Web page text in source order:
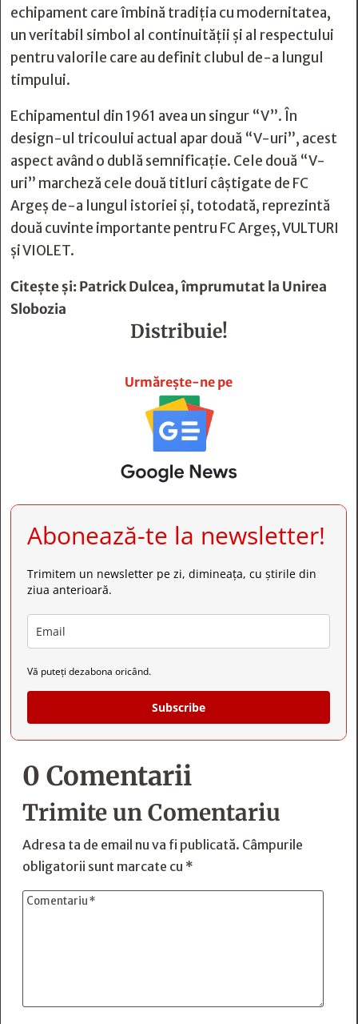
echipament care îmbină tradiția cu modernitatea,
un veritabil simbol al continuității și al respectului
pentru valorile care au definit clubul de-a lungul
timpului.
Echipamentul din 1961 avea un singur “V”. În
design-ul tricoului actual apar două “V-uri”, acest
aspect având o dublă semnificație. Cele două “V-
uri” marcheză cele două titluri câștigate de FC
Argeș de-a lungul istoriei și, totodată, reprezintă
două cuvinte importante pentru FC Argeș, VULTURI
și VIOLET.
Citește și:Patrick Dulcea, împrumutat la Unirea
Slobozia
Distribuie!
Urmărește-ne pe
Abonează-te la newsletter!
Trimitem un newsletter pe zi, dimineața, cu știrile din
ziua anterioară.
Vă puteți dezabona oricând.
Subscribe
0 Comentarii
Trimite un Comentariu
Adresa ta de email nu va fi publicată. Câmpurile
obligatorii sunt marcate cu *